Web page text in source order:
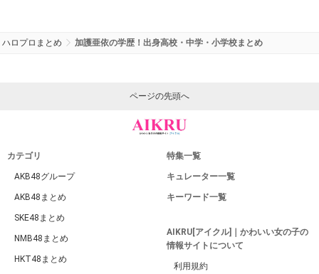
ハロプロまとめ 加護亜依の学歴！出身高校・中学・小学校まとめ
ページの先頭へ
カテゴリ
AKB48グループ
AKB48まとめ
SKE48まとめ
NMB48まとめ
HKT48まとめ
特集一覧
キュレーター一覧
キーワード一覧
AIKRU[アイクル]｜かわいい女の子の
情報サイトについて
利用規約